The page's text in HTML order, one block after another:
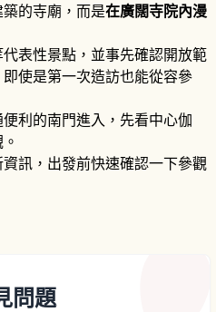
的寺廟，而是在廣闊寺院內漫
表性景點，並事先確認開放範
使是第一次造訪也能從容參
利的南門進入，先看中心伽
訊，出發前快速確認一下參觀
問題